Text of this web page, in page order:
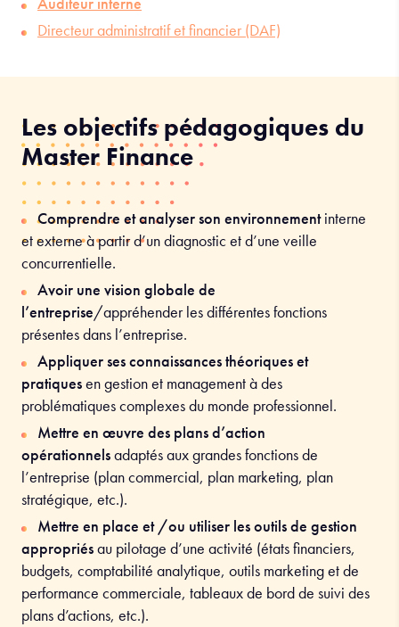
Directeur administratif et financier (DAF)
Les objectifs pédagogiques du
Master Finance
Comprendre et analyser son environnementinterne
et externe à partir d’un diagnostic et d’une veille
concurrentielle.
Avoir une vision globale de
l’entreprise/appréhender les différentes fonctions
présentes dans l’entreprise.
Appliquer ses connaissances théoriques et
pratiquesen gestion et management à des
problématiques complexes du monde professionnel.
Mettre en œuvre des plans d’action
opérationnelsadaptés aux grandes fonctions de
l’entreprise (plan commercial, plan marketing, plan
stratégique, etc.).
Mettre en place et /ou utiliser les outils de gestion
appropriésau pilotage d’une activité (états financiers,
budgets, comptabilité analytique, outils marketing et de
performance commerciale, tableaux de bord de suivi des
plans d’actions, etc.).